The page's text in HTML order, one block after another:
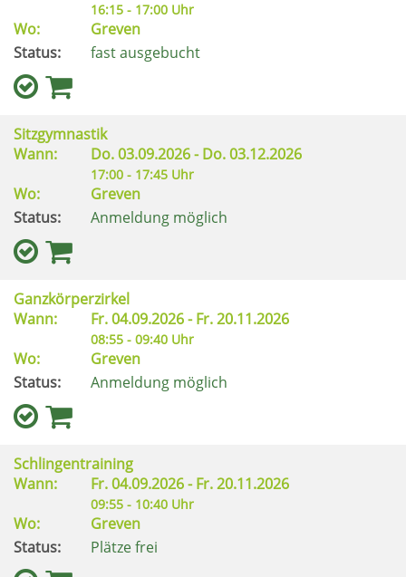
16:15 - 17:00 Uhr
Wo:
Greven
Status:
fast ausgebucht
Sitzgymnastik
Wann:
Do.03.09.2026 -Do.03.12.2026
17:00 - 17:45 Uhr
Wo:
Greven
Status:
Anmeldung möglich
Ganzkörperzirkel
Wann:
Fr.04.09.2026 -Fr.20.11.2026
08:55 - 09:40 Uhr
Wo:
Greven
Status:
Anmeldung möglich
Schlingentraining
Wann:
Fr.04.09.2026 -Fr.20.11.2026
09:55 - 10:40 Uhr
Wo:
Greven
Status:
Plätze frei